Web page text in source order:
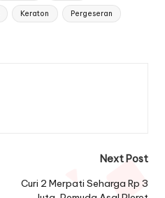
Keraton Pergeseran
Next Post
Curi 2 Merpati Seharga Rp 3